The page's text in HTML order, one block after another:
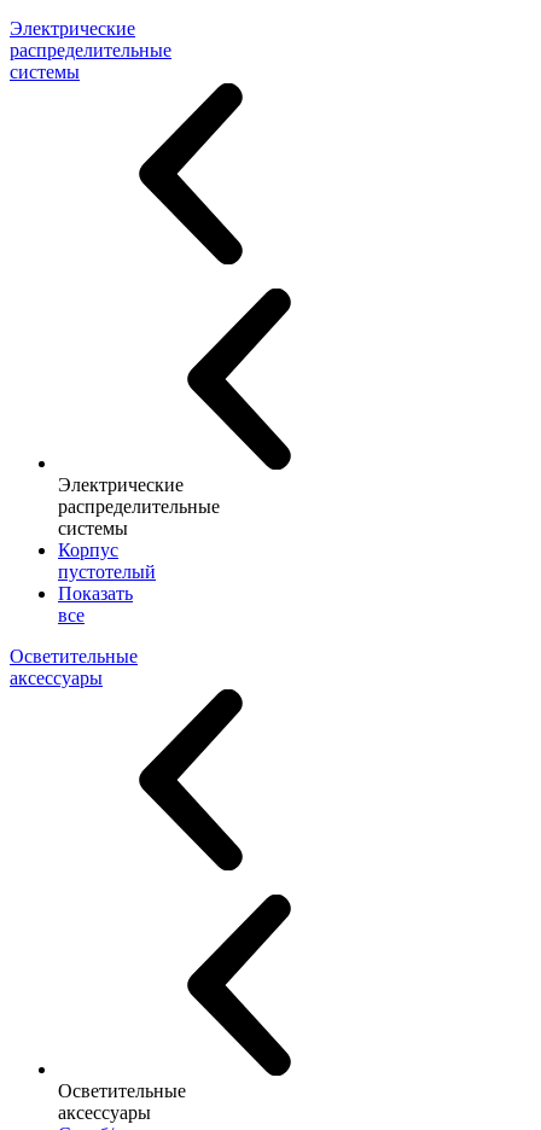
Электрические
распределительные
системы
Электрические
распределительные
системы
Корпус
пустотелый
Показать
все
Осветительные
аксессуары
Осветительные
аксессуары